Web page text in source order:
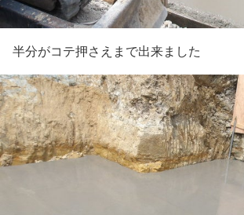
半分がコテ押さえまで出来ました